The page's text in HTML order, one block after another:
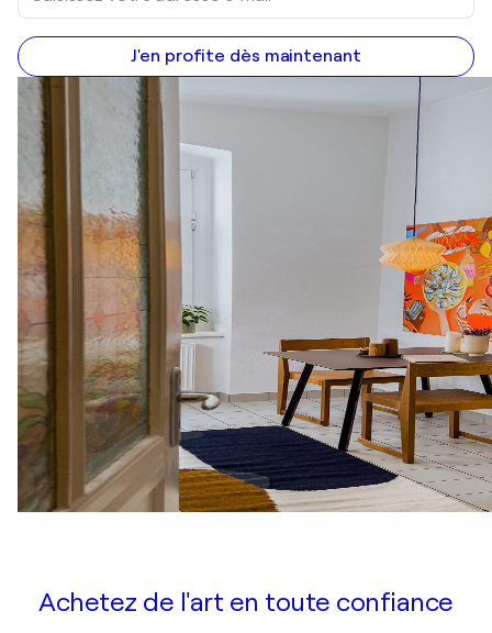
J'en profite dès maintenant
Achetez de l'art en toute confiance